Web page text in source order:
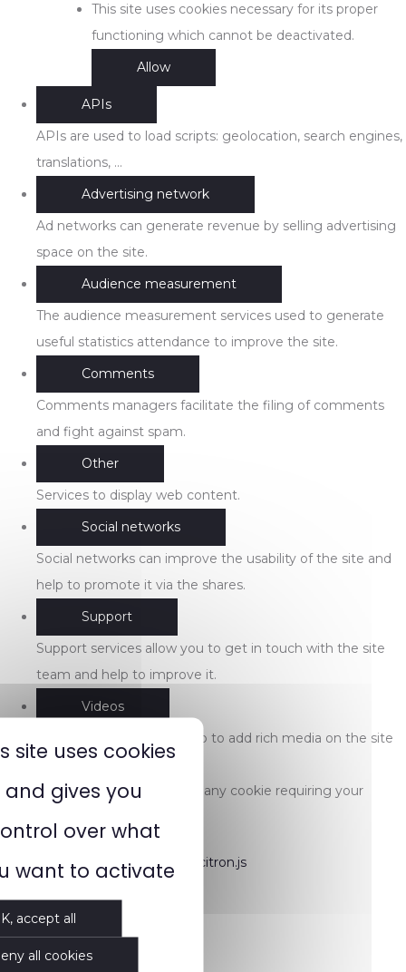
This site uses cookies necessary for its proper
functioning which cannot be deactivated.
Allow
APIs
APIs are used to load scripts: geolocation, search engines,
translations, ...
Advertising network
Ad networks can generate revenue by selling advertising
space on the site.
Audience measurement
The audience measurement services used to generate
useful statistics attendance to improve the site.
Comments
Comments managers facilitate the filing of comments
and fight against spam.
Other
Services to display web content.
Social networks
Social networks can improve the usability of the site and
help to promote it via the shares.
Support
Support services allow you to get in touch with the site
team and help to improve it.
Videos
Video sharing services help to add rich media on the site
This website does not use any cookie requiring your
Cookies manager by tarteaucitron.js
site uses cookies
and gives you
over what
want to activate
accept all
all cookies